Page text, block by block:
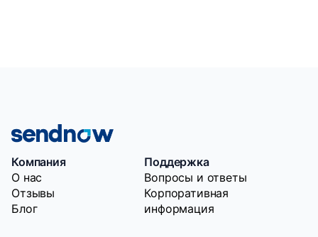
Компания
O нас
Отзывы
Блог
Поддержка
Вопросы и ответы
Корпоративная
информация